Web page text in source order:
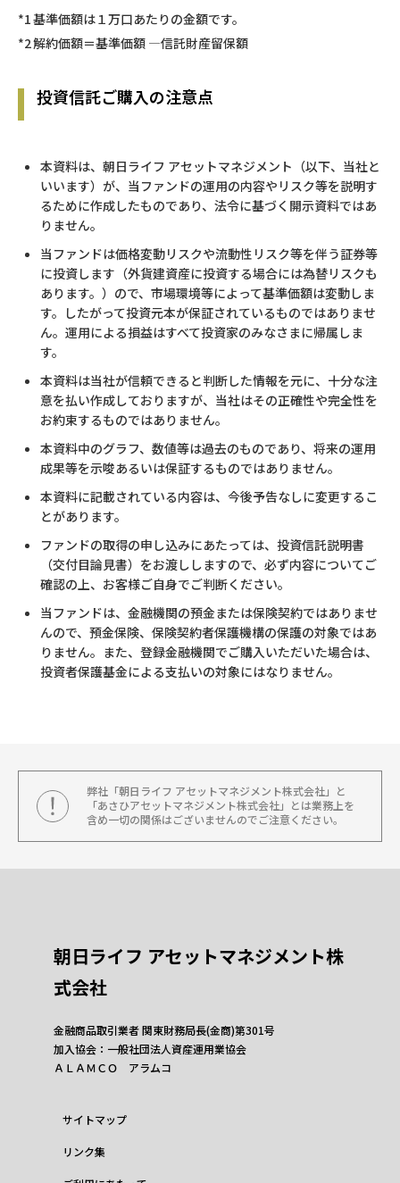
*1基準価額は１万口あたりの金額です。
*2解約価額＝基準価額 —信託財産留保額
投資信託ご購入の注意点
本資料は、朝日ライフ アセットマネジメント（以下、当社と
いいます）が、当ファンドの運用の内容やリスク等を説明す
るために作成したものであり、法令に基づく開示資料ではあ
りません。
当ファンドは価格変動リスクや流動性リスク等を伴う証券等
に投資します（外貨建資産に投資する場合には為替リスクも
あります。）ので、市場環境等によって基準価額は変動しま
す。したがって投資元本が保証されているものではありませ
ん。運用による損益はすべて投資家のみなさまに帰属しま
す。
本資料は当社が信頼できると判断した情報を元に、十分な注
意を払い作成しておりますが、当社はその正確性や完全性を
お約束するものではありません。
本資料中のグラフ、数値等は過去のものであり、将来の運用
成果等を示唆あるいは保証するものではありません。
本資料に記載されている内容は、今後予告なしに変更するこ
とがあります。
ファンドの取得の申し込みにあたっては、投資信託説明書
（交付目論見書）をお渡ししますので、必ず内容についてご
確認の上、お客様ご自身でご判断ください。
当ファンドは、金融機関の預金または保険契約ではありませ
んので、預金保険、保険契約者保護機構の保護の対象ではあ
りません。また、登録金融機関でご購入いただいた場合は、
投資者保護基金による支払いの対象にはなりません。
弊社「朝日ライフ アセットマネジメント株式会社」と
「あさひアセットマネジメント株式会社」とは業務上を
含め一切の関係はございませんのでご注意ください。
朝日ライフ アセットマネジメント株
式会社
金融商品取引業者 関東財務局長(金商)第301号
加入協会：一般社団法人資産運用業協会
ＡＬＡＭＣＯ アラムコ
サイトマップ
リンク集